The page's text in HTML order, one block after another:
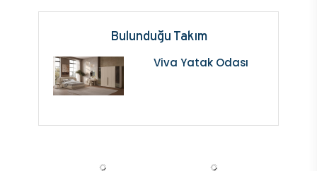
Bulunduğu Takım
Viva Yatak Odası